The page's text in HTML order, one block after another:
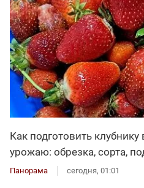
Как подготовить
урожаю: обрезка, сорта,
Панорама сегодня, 01:01